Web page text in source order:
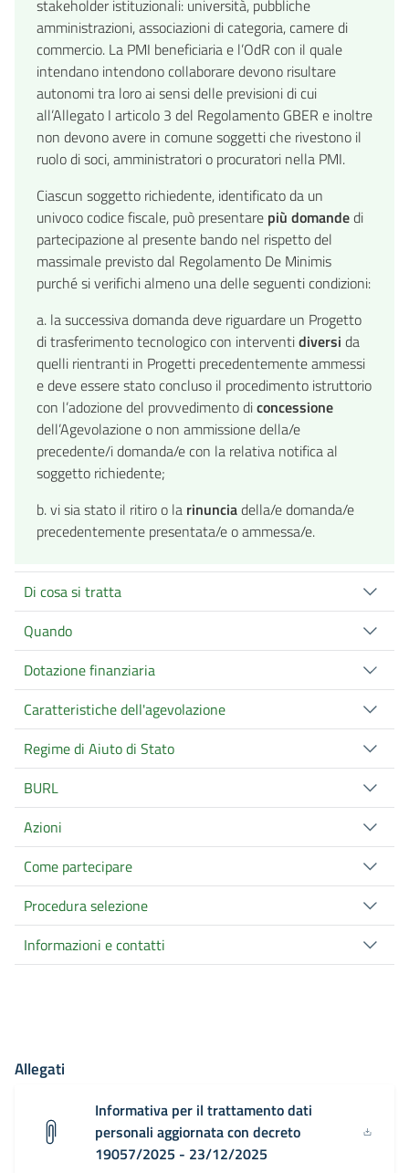
stakeholder istituzionali: università, pubbliche
amministrazioni, associazioni di categoria, camere di
commercio. La PMI beneficiaria e l’OdR con il quale
intendano intendono collaborare devono risultare
autonomi tra loro ai sensi delle previsioni di cui
all’Allegato I articolo 3 del Regolamento GBER e inoltre
non devono avere in comune soggetti che rivestono il
ruolo di soci, amministratori o procuratori nella PMI.
Ciascun soggetto richiedente, identificato da un
univoco codice fiscale, può presentare più domandedi
partecipazione al presente bando nel rispetto del
massimale previsto dal Regolamento De Minimis
purché si verifichi almeno una delle seguenti condizioni:
a. la successiva domanda deve riguardare un Progetto
di trasferimento tecnologico con interventidiversi da
quelli rientranti in Progetti precedentemente ammessi
e deve essere stato concluso il procedimento istruttorio
con l’adozione del provvedimento diconcessione
dell’Agevolazione o non ammissione della/e
precedente/i domanda/e con la relativa notifica al
soggetto richiedente;
b. vi sia stato il ritiro o la rinunciadella/e domanda/e
precedentemente presentata/e o ammessa/e.
Di cosa si tratta
Quando
Dotazione finanziaria
Caratteristiche dell'agevolazione
Regime di Aiuto di Stato
BURL
Azioni
Come partecipare
Procedura selezione
Informazioni e contatti
Allegati
Informativa per il trattamento dati
personali aggiornata con decreto
19057/2025 - 23/12/2025